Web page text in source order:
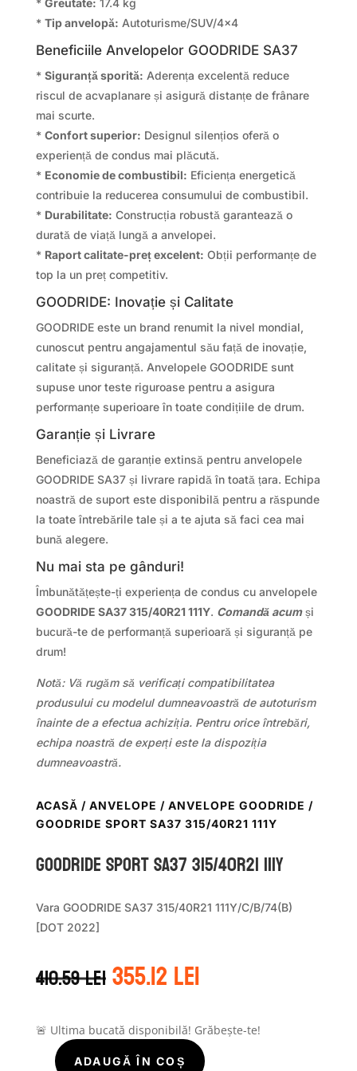
* Greutate: 17.4 kg
* Tip anvelopă: Autoturisme/SUV/4×4
Beneficiile Anvelopelor GOODRIDE SA37
* Siguranță sporită: Aderența excelentă reduce
riscul de acvaplanare și asigură distanțe de frânare
mai scurte.
* Confort superior: Designul silențios oferă o
experiență de condus mai plăcută.
* Economie de combustibil: Eficiența energetică
contribuie la reducerea consumului de combustibil.
* Durabilitate: Construcția robustă garantează o
durată de viață lungă a anvelopei.
* Raport calitate-preț excelent: Obții performanțe de
top la un preț competitiv.
GOODRIDE: Inovație și Calitate
GOODRIDE este un brand renumit la nivel mondial,
cunoscut pentru angajamentul său față de inovație,
calitate și siguranță. Anvelopele GOODRIDE sunt
supuse unor teste riguroase pentru a asigura
performanțe superioare în toate condițiile de drum.
Garanție și Livrare
Beneficiază de garanție extinsă pentru anvelopele
GOODRIDE SA37 și livrare rapidă în toată țara. Echipa
noastră de suport este disponibilă pentru a răspunde
la toate întrebările tale și a te ajuta să faci cea mai
bună alegere.
Nu mai sta pe gânduri!
Îmbunătățește-ți experiența de condus cu anvelopele
GOODRIDE SA37 315/40R21 111Y. Comandă acumși
bucură-te de performanță superioară și siguranță pe
drum!
Notă: Vă rugăm să verificați compatibilitatea
produsului cu modelul dumneavoastră de autoturism
înainte de a efectua achiziția. Pentru orice întrebări,
echipa noastră de experți este la dispoziția
dumneavoastră.
ACASĂ / ANVELOPE / ANVELOPE GOODRIDE /
GOODRIDE SPORT SA37 315/40R21 111Y
GOODRIDE SPORT SA37 315/40R21 111Y
Vara GOODRIDE SA37 315/40R21 111Y/C/B/74(B)
[DOT 2022]
410.59leiPrețul
inițial
fost:
410.59 lei.
355.12leiPrețul
curent
355.12 lei.
🚨 Ultima bucată disponibilă! Grăbește-te!
ADAUGĂ ÎN COȘ